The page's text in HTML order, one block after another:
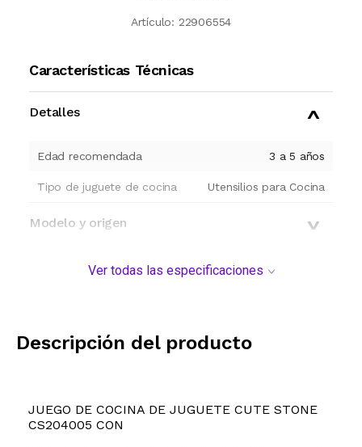
Artículo: 22906554
Características Técnicas
Detalles
Edad recomendada 3 a 5 años
Tipo de juguete de cocina Utensilios para Cocina
Modelo y origen
Ver todas las especificaciones
Descripción del producto
JUEGO DE COCINA DE JUGUETE CUTE STONE
CS204005 CON